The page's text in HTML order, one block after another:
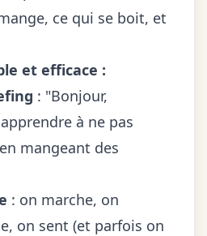
ce qui se boit, et
et efficace :
: "Bonjour,
à ne pas
mangeant des
: on marche, on
on sent (et parfois on